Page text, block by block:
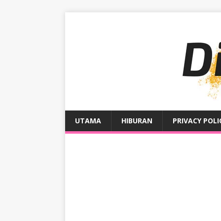
UTAMA HIBURAN PRIVACY